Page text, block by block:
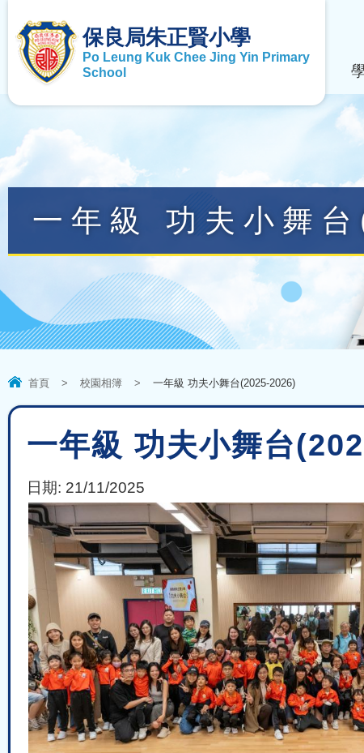
保良局朱正賢小學
Po Leung Kuk Chee Jing Yin Primary
School
一年級 功夫小舞
首頁 > 校園相簿 > 一年級 功夫小舞台(2025-2026)
一年級 功夫小舞台
日期: 21/11/2025